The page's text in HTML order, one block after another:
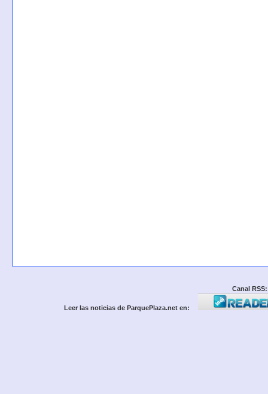
Canal RSS:
Leer las noticias de ParquePlaza.net en: